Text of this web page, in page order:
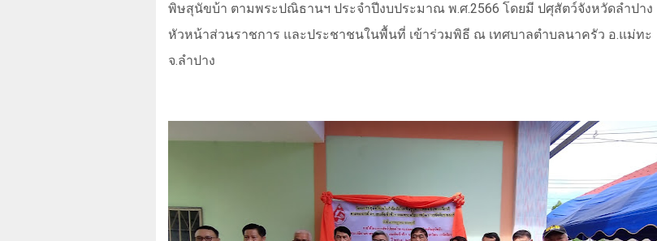
พิษสุนัขบ้า ตามพระปณิธานฯ ประจำปีงบประมาณ พ.ศ.2566 โดยมี ปศุสัตว์จังหวัดลำปาง
หัวหน้าส่วนราชการ และประชาชนในพื้นที่ เข้าร่วมพิธี ณ เทศบาลตำบลนาครัว อ.แม่ทะ
จ.ลำปาง